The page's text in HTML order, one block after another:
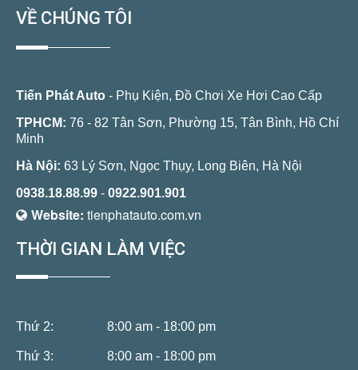
VỀ CHÚNG TÔI
Tiến Phát Auto - Phụ Kiện, Đồ Chơi Xe Hơi Cao Cấp
TPHCM: 76 - 82 Tân Sơn, Phường 15, Tân Bình, Hồ Chí
Minh
Hà Nội: 63 Lý Sơn, Ngọc Thụy, Long Biên, Hà Nội
0938.18.88.99 - 0922.901.901
Website: tienphatauto.com.vn
THỜI GIAN LÀM VIỆC
Thứ 2: 8:00 am - 18:00 pm
Thứ 3: 8:00 am - 18:00 pm